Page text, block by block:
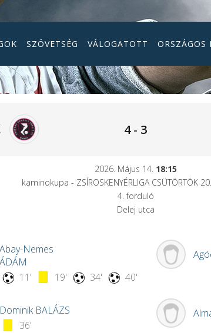
SZÖVETSÉG VÁLOGATOTT ORSZÁGOS
4- 3
2026. Május 14. 18:15
kaminokupa - ZSÍROSKENYÉRLIGA CSÜTÖRTÖK
4. forduló
Delej utca
Abay-Nemes
ÁDÁM
11'
19' 34' 40'
Dominik BALÁZS
36'